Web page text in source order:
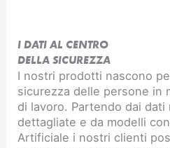
I DATI AL CENTRO
DELLA SICUREZZA
I nostri prodotti nascono
sicurezza delle persone in
di lavoro. Partendo dai dati
dettagliate e da modelli
Artificiale i nostri clienti